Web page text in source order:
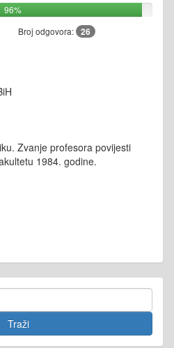
96%
Broj odgovora: 26
Zvanje profesora povijesti
1984. godine.